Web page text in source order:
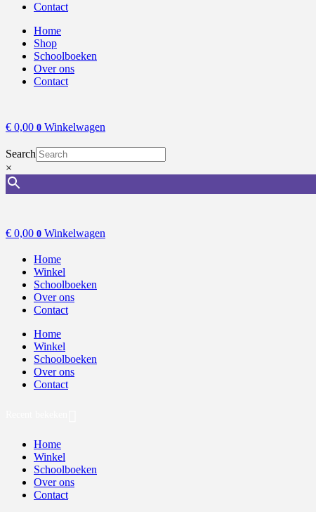
Contact
Home
Shop
Schoolboeken
Over ons
Contact
€ 0,00 0 Winkelwagen
Search
×
€ 0,00 0 Winkelwagen
Home
Winkel
Schoolboeken
Over ons
Contact
Home
Winkel
Schoolboeken
Over ons
Contact
Home
Winkel
Schoolboeken
Over ons
Contact